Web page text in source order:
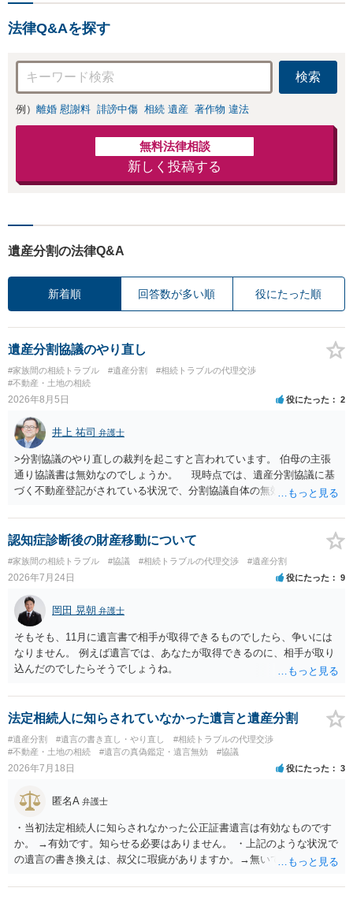
法律Q&Aを探す
検索
例） 離婚 慰謝料 誹謗中傷 相続 遺産 著作物 違法
無料法律相談
新しく投稿する
遺産分割の法律Q&A
新着順 回答数が多い順 役にたった順
遺産分割協議のやり直し
#家族間の相続トラブル #遺産分割
#相続トラブルの代理交渉
#不動産・土地の相続
2026年8月5日 役にたった 2
井上 祐司 弁護士
>分割協議のやり直しの裁判を起こすと言われています。 伯母の主張
通り協議書は無効なのでしょうか。 現時点では、遺産分割協議に基
づく不動産登記がされている状況で、分割協議自体の無効を裁判所が
方の訴訟の主張及び立証次第ですが、 ・御祖母様の認知能力に関する
医師の意見書、筆跡鑑定 が提出されればその効力が否定される可能性
はありますが、 ・伯母様自身が分割協議に加わっていること ・御祖母
様の意に反する遺産分割協議を行う実益が誰にあったかの立証が困難
であること からすると、実際に遺産分割協議の効力が否定される可能
性はそれほど高くない（立証のハードルは非常に高い）ということが
言えると思います。
認知症診断後の財産移動について
#家族間の相続トラブル #協議 #相続トラブルの代理交渉 #遺産分割
2026年7月24日 役にたった 9
岡田 晃朝 弁護士
そもそも、11月に遺言書で相手が取得できるものでしたら、争いには
なりません。 例えば遺言では、あなたが取得できるのに、相手が取り
込んだのでしたらそうでしょうね。
法定相続人に知らされていなかった遺言と遺産分割
#遺産分割 #遺言の書き直し・やり直し
#相続トラブルの代理交渉
#不動産・土地の相続
#遺言の真偽鑑定・遺言無効 #協議
2026年7月18日 役にたった 3
匿名A 弁護士
・当初法定相続人に知らされなかった公正証書遺言は有効なものです
か。 →有効です。知らせる必要はありません。 ・上記のような状況で
の遺言の書き換えは、叔父に瑕疵がありますか。→無いです。 ・分割
ますか。 →本人が自由に決められますので、どこが妥当とは言えない